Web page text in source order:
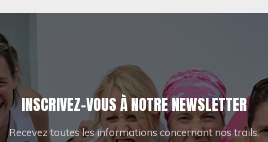
INSCRIVEZ-VOUS À NOTRE NEWSLETTER
Recevez toutes les informations concernant nos trails,